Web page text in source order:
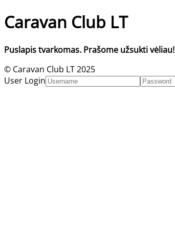
Caravan Club LT
Puslapis tvarkomas. Prašome užsukti vėliau!
© Caravan Club LT 2025
User Login